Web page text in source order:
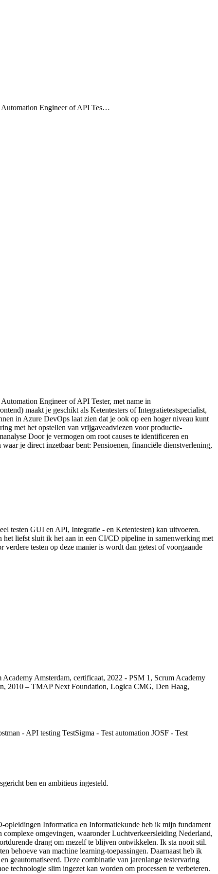
Automation Engineer of API Tes…
Engineer of API Tester, met name in
maakt je geschikt als Ketentesters of Integratietestspecialist,
in Azure DevOps laat zien dat je ook op een hoger niveau kunt
met het opstellen van vrijgaveadviezen voor productie-
Door je vermogen om root causes te identificeren en
je direct inzetbaar bent: Pensioenen, financiële dienstverlening,
testen GUI en API, Integratie - en Ketentesten) kan uitvoeren.
het liefst sluit ik het aan in een CI/CD pipeline in samenwerking met
testen op deze manier is wordt dan getest of voorgaande
Amsterdam, certificaat, 2022 - PSM 1, Scrum Academy
2010 – TMAP Next Foundation, Logica CMG, Den Haag,
- API testing TestSigma - Test automation JOSF - Test
ben en ambitieus ingesteld.
opleidingen Informatica en Informatiekunde heb ik mijn fundament
omgevingen, waaronder Luchtverkeersleiding Nederland,
drang om mezelf te blijven ontwikkelen. Ik sta nooit stil.
behoeve van machine learning-toepassingen. Daarnaast heb ik
Deze combinatie van jarenlange testervaring
technologie slim ingezet kan worden om processen te verbeteren.